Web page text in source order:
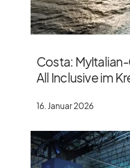
Costa:
All Inclusive im
16. Januar 2026